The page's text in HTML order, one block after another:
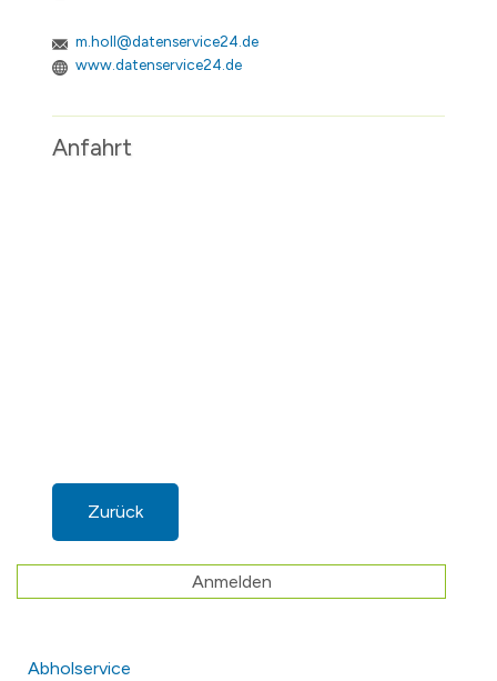
m.holl@datenservice24.de
www.datenservice24.de
Anfahrt
Zurück
Anmelden
Abholservice